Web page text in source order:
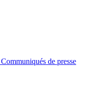
Communiqués de presse